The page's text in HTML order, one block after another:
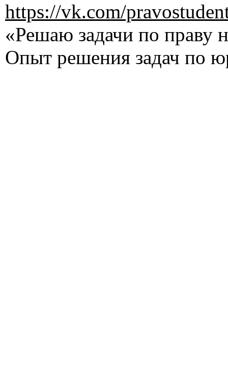
https://vk.com/
«Решаю задачи по праву
Опыт решения задач по